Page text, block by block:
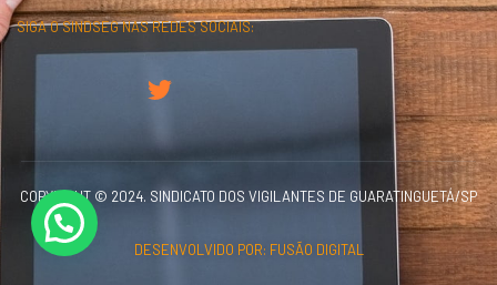
SIGA O SINDSEG NAS REDES SOCIAIS:
COPYRIGHT © 2024. SINDICATO DOS VIGILANTES DE GUARATINGUETÁ/SP
DESENVOLVIDO POR: FUSÃO DIGITAL